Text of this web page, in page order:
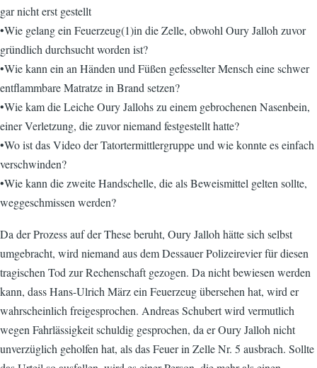
gar nicht erst gestellt
•Wie gelang ein Feuerzeug(1)in die Zelle, obwohl Oury Jalloh zuvor
gründlich durchsucht worden ist?
•Wie kann ein an Händen und Füßen gefesselter Mensch eine schwer
entflammbare Matratze in Brand setzen?
•Wie kam die Leiche Oury Jallohs zu einem gebrochenen Nasenbein,
einer Verletzung, die zuvor niemand festgestellt hatte?
•Wo ist das Video der Tatortermittlergruppe und wie konnte es einfach
verschwinden?
•Wie kann die zweite Handschelle, die als Beweismittel gelten sollte,
weggeschmissen werden?
Da der Prozess auf der These beruht, Oury Jalloh hätte sich selbst
umgebracht, wird niemand aus dem Dessauer Polizeirevier für diesen
tragischen Tod zur Rechenschaft gezogen. Da nicht bewiesen werden
kann, dass Hans-Ulrich März ein Feuerzeug übersehen hat, wird er
wahrscheinlich freigesprochen. Andreas Schubert wird vermutlich
wegen Fahrlässigkeit schuldig gesprochen, da er Oury Jalloh nicht
unverzüglich geholfen hat, als das Feuer in Zelle Nr. 5 ausbrach. Sollte